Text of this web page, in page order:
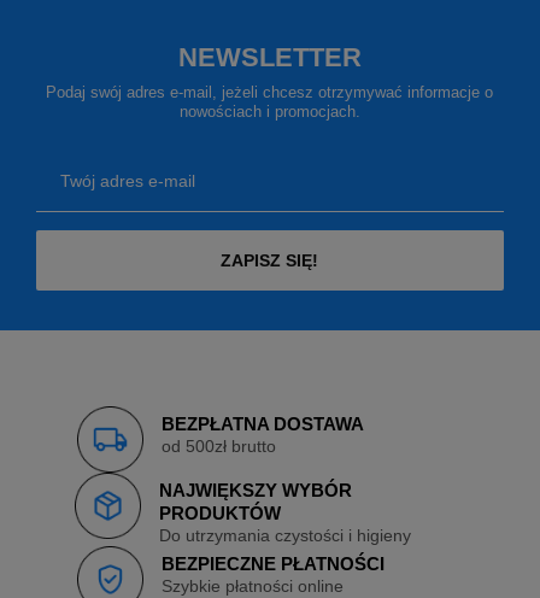
NEWSLETTER
Podaj swój adres e-mail, jeżeli chcesz otrzymywać informacje o
nowościach i promocjach.
Twój adres e-mail
ZAPISZ SIĘ!
BEZPŁATNA DOSTAWA
od 500zł brutto
NAJWIĘKSZY WYBÓR
PRODUKTÓW
Do utrzymania czystości i higieny
BEZPIECZNE PŁATNOŚCI
Szybkie płatności online